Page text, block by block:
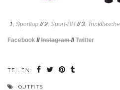
1. Sporttop// 2. Sport-BH// 3. Trinkflasche
Facebook //Instagram//Twitter
TEILEN:
OUTFITS